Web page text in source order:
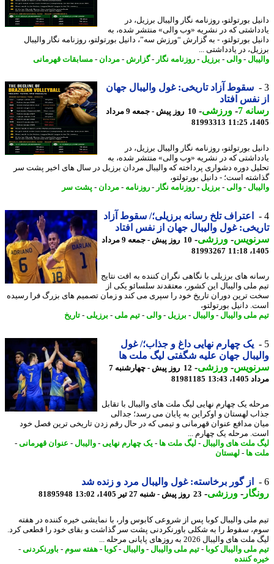
بورتولتو، روزنامه نگار والیبال برزیل، در
که در نشریه «وب والی» منتشر شده، به
بورتولتو، - به گزارش “ورزش سه”، دانیل بورتولتو، روزنامه نگار والیبال
در یادداشتی ...
-والی-برزیل - روزنامه نگار -گزارش -مردان - مسابقات قهرمانی
سقوط آزاد تاریخی: غول والیبال جهان
افتاد
7
-ورزشی-
10 روز پیش - جمعه 9 مرداد
81993313
بورتولتو، روزنامه نگار والیبال برزیل، در
که در نشریه «وب والی» منتشر شده، به
دوره دشواری پرداخته که والیبال مردان برزیل در سال های اخیر پشت سر
است؛ - دانیل بورتولتو،
-والی-برزیل - روزنامه نگار -روزنامه -مردان - پشت سر
اعتراف تلخ رسانه برزیلی؛/ سقوط آزاد
غول والیبال جهان از نفس افتاد
-ورزشی-
10 روز پیش - جمعه 9 مرداد
81993267
های برزیلی با نگاهی نگران کننده به افت نتایج
ملی والیبال این کشور، معتقدند سلسائو یکی از
ترین دوران تاریخ خود را سپری می کند و زمان تصمیم های بزرگ فرا رسیده
دانیل بورتولتو،
ملی والیبال-والیبال-برزیل - والی-تیم ملی -برزیلی-تاریخ
یک چهارم نهایی داغ و جذاب؛/ غول
جهان علیه شگفتی لیگ ملت ها
-ورزشی-
12 روز پیش - چهارشنبه 7
13:43
81981185
یک چهارم نهایی لیگ ملت های والیبال با تقابل
لهستان و اوکراین به پایان می رسد؛ جدالی
مدافع عنوان قهرمانی و تیمی که در حال رقم زدن تاریخی ترین فصل خود
مرحله یک چهارم ...
ملت های والیبال-لیگ ملت ها- یک چهارم نهایی-والیبال-عنوان قهرمانی-
ها- لهستان
از گور برخاسته: غول والیبال مرد و زنده شد
-ورزشی-23 روز پیش - شنبه 27 تیر 1405، 13:02 81895948
ملی والیبال کوبا پس از شروعی کابوس وار، با نمایشی خیره کننده در هفته
سقوط را به شکلی باورنکردنی پشت سر گذاشت و بقای خود را قطعی کرد.
والیبال 2026 به روزهای پایانی مرحله ...
ملی والیبال کوبا -تیم ملی والیبال-والیبال-کوبا-هفته سوم-باورنکردنی -
کننده